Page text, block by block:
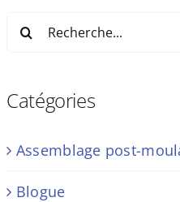
Search
Catégories
Assemblage post-
Blogue